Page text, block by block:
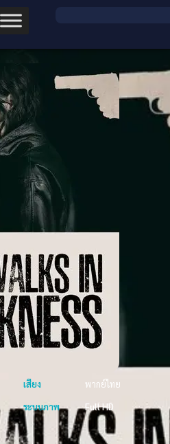
เสียง
พากย์ไทย
ระบบภาพ
Full HD